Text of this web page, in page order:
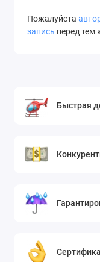
Пожалуйста
запись перед тем
Быстрая